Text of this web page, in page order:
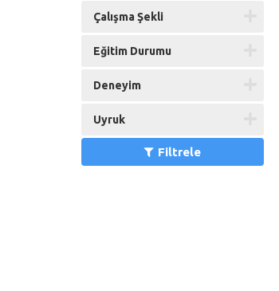
Çalışma Şekli
Eğitim Durumu
Deneyim
Uyruk
Filtrele